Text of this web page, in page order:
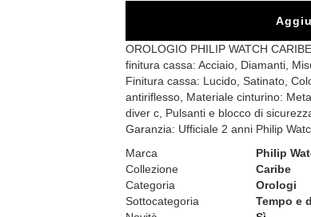
OROLOGIO PHILIP WATCH
finitura cassa: Acciaio, Diamanti,
Finitura cassa: Lucido, Satinato,
antiriflesso, Materiale cinturino:
diver c, Pulsanti e blocco di
Garanzia: Ufficiale 2 anni Philip
Marca
Philip
Collezione
Caribe
Categoria
Orologi
Sottocategoria
Tempo e